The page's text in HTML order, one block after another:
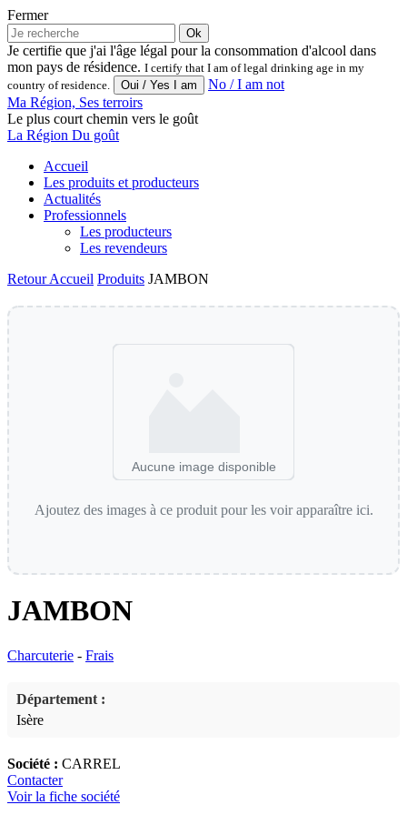
Fermer
Ok
Je certifie que j'ai l'âge légal pour la consommation d'alcool dans
mon pays de résidence. I certify that I am of legal drinking age in my
country of residence.
No / I am not
Ma Région, Ses terroirs
Le plus court chemin vers le goût
La Région Du goût
Accueil
Les produits et producteurs
Actualités
Professionnels
Les producteurs
Les revendeurs
RetourAccueil Produits JAMBON
Aucune image disponible
Ajoutez des images à ce produit pour les voir apparaître ici.
JAMBON
Charcuterie - Frais
Département :
Isère
Société : CARREL
Contacter
Voir la fiche société